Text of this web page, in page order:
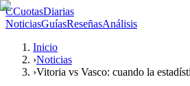
CCuotasDiarias
NoticiasGuíasReseñasAnálisis
Inicio
›Noticias
›Vitoria vs Vasco: cuando la